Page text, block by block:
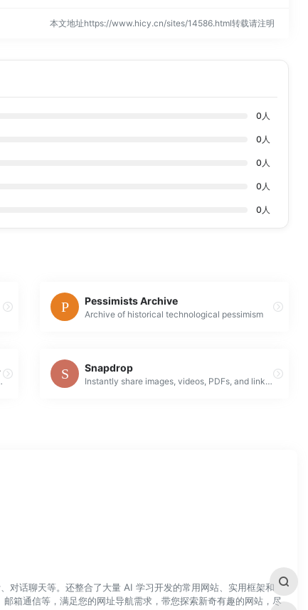
本文地址https://www.hicy.cn/sites/14586.html转载请注明
0 人
0 人
0 人
0 人
0 人
Pessimists Archive
Archive of historical technological pessimism
品目录以及超过 1 亿个 CAD 模型和产品数据表。
Snapdrop
Instantly share images, videos, PDFs, and links with people nearby. Peer2Peer and Open Source. No Setup, No Signup.
对话聊天等。还整合了大量 AI 学习开发的常用网站、实用框架和
箱通信等，满足您的网址导航需求，带您探索新奇有趣的网站，尽